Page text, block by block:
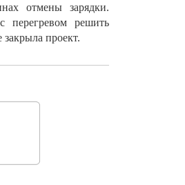
отмены зарядки.
перегревом решить
проект.